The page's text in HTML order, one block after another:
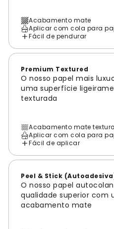
Acabamento mate
Aplicar com cola para
Fácil de pendurar
Premium Textured
O nosso papel mais
uma superfície
texturada
Acabamento mate
Aplicar com cola para
Fácil de aplicar
Peel & Stick
O nosso papel
qualidade superior com
acabamento mate